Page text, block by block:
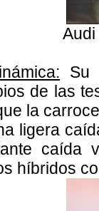
Su
de las
la
ligera
caída
híbridos